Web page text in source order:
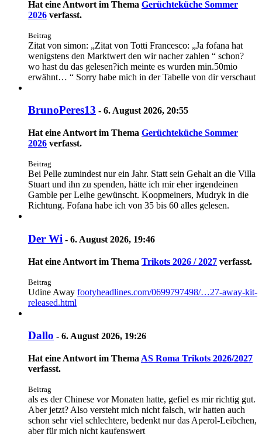
Hat eine Antwort im Thema Gerüchteküche Sommer
2026 verfasst.
Beitrag
Zitat von simon: „Zitat von Totti Francesco: „Ja fofana hat
wenigstens den Marktwert den wir nacher zahlen “ schon?
wo hast du das gelesen?ich meinte es wurden min.50mio
erwähnt… “ Sorry habe mich in der Tabelle von dir verschaut
BrunoPeres13 - 6. August 2026, 20:55
Hat eine Antwort im Thema Gerüchteküche Sommer
2026 verfasst.
Beitrag
Bei Pelle zumindest nur ein Jahr. Statt sein Gehalt an die Villa
Stuart und ihn zu spenden, hätte ich mir eher irgendeinen
Gamble per Leihe gewünscht. Koopmeiners, Mudryk in die
Richtung. Fofana habe ich von 35 bis 60 alles gelesen.
Der Wi - 6. August 2026, 19:46
Hat eine Antwort im Thema Trikots 2026 / 2027 verfasst.
Beitrag
Udine Away footyheadlines.com/0699797498/…27-away-kit-
released.html
Dallo - 6. August 2026, 19:26
Hat eine Antwort im Thema AS Roma Trikots 2026/2027
verfasst.
Beitrag
als es der Chinese vor Monaten hatte, gefiel es mir richtig gut.
Aber jetzt? Also versteht mich nicht falsch, wir hatten auch
schon sehr viel schlechtere, bedenkt nur das Aperol-Leibchen,
aber für mich nicht kaufenswert